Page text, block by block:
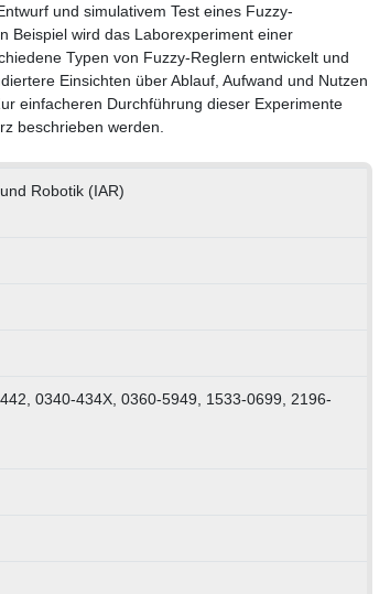
und simulativem Test eines Fuzzy-
Beispiel wird das Laborexperiment einer
Typen von Fuzzy-Reglern entwickelt und
Einsichten über Ablauf, Aufwand und Nutzen
einfacheren Durchführung dieser Experimente
beschrieben werden.
Robotik (IAR)
0340-434X, 0360-5949, 1533-0699, 2196-